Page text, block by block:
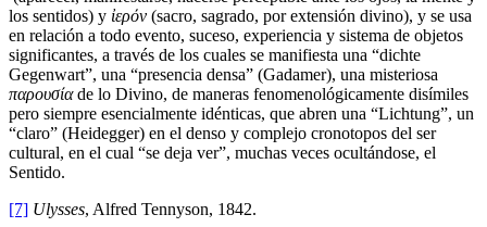
los sentidos) y ἰερόν (sacro, sagrado, por extensión divino), y se usa
en relación a todo evento, suceso, experiencia y sistema de objetos
significantes, a través de los cuales se manifiesta una “dichte
Gegenwart”, una “presencia densa” (Gadamer), una misteriosa
παρουσίαde lo Divino, de maneras fenomenológicamente disímiles
pero siempre esencialmente idénticas, que abren una “Lichtung”, un
“claro” (Heidegger) en el denso y complejo cronotopos del ser
cultural, en el cual “se deja ver”, muchas veces ocultándose, el
Sentido.
[7] Ulysses, Alfred Tennyson, 1842.